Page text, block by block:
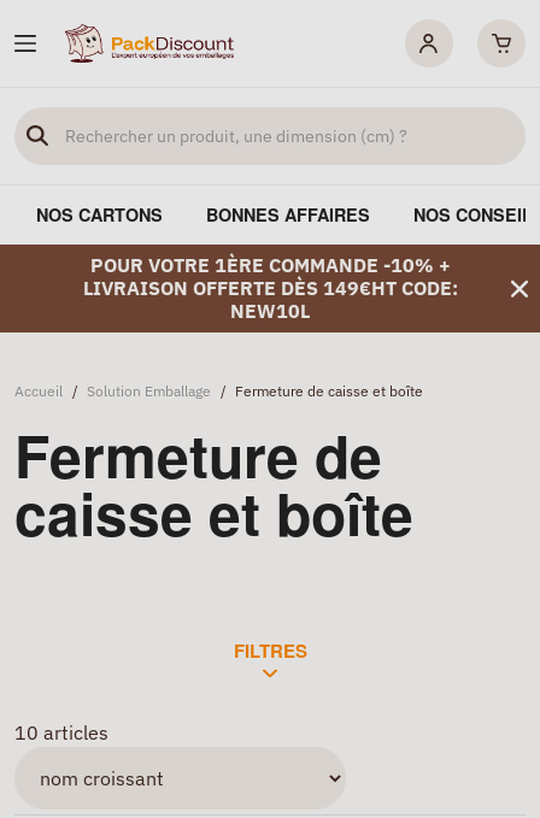
NOS CARTONS BONNES AFFAIRES NOS
POUR VOTRE 1ÈRE COMMANDE -10% +
LIVRAISON OFFERTE DÈS 149€HT CODE:
NEW10L
Accueil / Solution Emballage / Fermeture de caisse et boîte
Fermeture de
caisse et boîte
FILTRES
10 articles